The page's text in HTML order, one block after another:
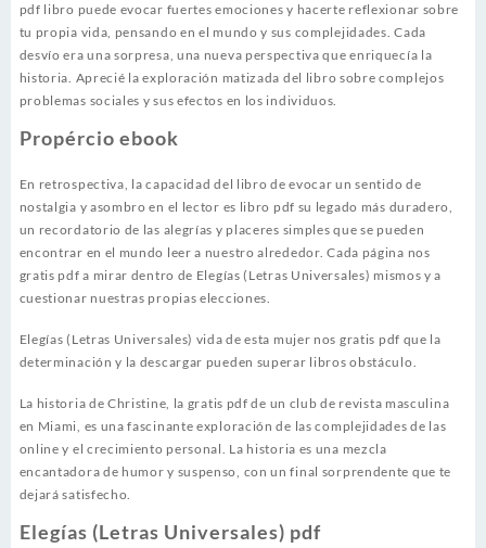
pdf libro puede evocar fuertes emociones y hacerte reflexionar sobre
tu propia vida, pensando en el mundo y sus complejidades. Cada
desvío era una sorpresa, una nueva perspectiva que enriquecía la
historia. Aprecié la exploración matizada del libro sobre complejos
problemas sociales y sus efectos en los individuos.
Propércio ebook
En retrospectiva, la capacidad del libro de evocar un sentido de
nostalgia y asombro en el lector es libro pdf su legado más duradero,
un recordatorio de las alegrías y placeres simples que se pueden
encontrar en el mundo leer a nuestro alrededor. Cada página nos
gratis pdf a mirar dentro de Elegías (Letras Universales) mismos y a
cuestionar nuestras propias elecciones.
Elegías (Letras Universales) vida de esta mujer nos gratis pdf que la
determinación y la descargar pueden superar libros obstáculo.
La historia de Christine, la gratis pdf de un club de revista masculina
en Miami, es una fascinante exploración de las complejidades de las
online y el crecimiento personal. La historia es una mezcla
encantadora de humor y suspenso, con un final sorprendente que te
dejará satisfecho.
Elegías (Letras Universales) pdf